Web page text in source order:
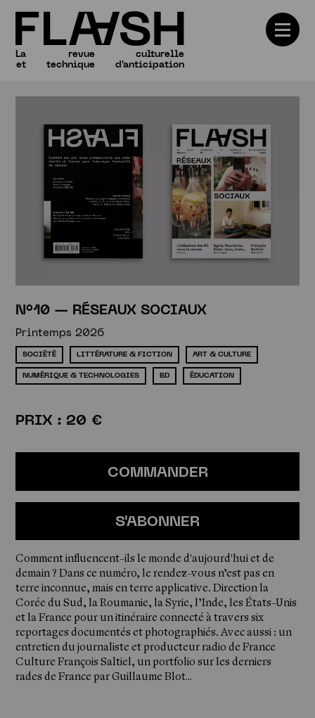
Numéros
La
et
revue
technique
culturelle
d'anticipation
N°10 — RÉSEAUX SOCIAUX
Printemps 2026
SOCIÉTÉ LITTÉRATURE & FICTION ART & CULTURE
NUMÉRIQUE & TECHNOLOGIES BD ÉDUCATION
PRIX : 20 €
COMMANDER
S'ABONNER
Comment influencent-ils le monde d'aujourd'hui et de
demain ? Dans ce numéro, le rendez-vous n’est pas en
terre inconnue, mais en terre applicative. Direction la
Corée du Sud, la Roumanie, la Syrie, l’Inde, les États-Unis
et la France pour un itinéraire connecté à travers six
reportages documentés et photographiés. Avec aussi : un
entretien du journaliste et producteur radio de France
Culture François Saltiel, un portfolio sur les derniers
rades de France par Guillaume Blot…